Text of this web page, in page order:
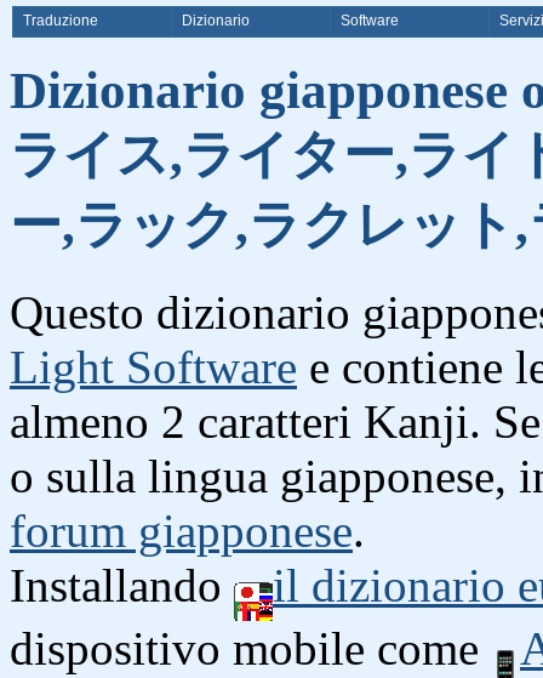
Traduzione Dizionario Software Servizi
Dizionario giapponese
ライス,ライター,ライ
ー,ラック,ラクレット
Questo dizionario
Light Software e contiene
almeno 2 caratteri Kanji.
o sulla lingua giapponese,
forum giapponese.
Installando
il dizionario
dispositivo mobile come